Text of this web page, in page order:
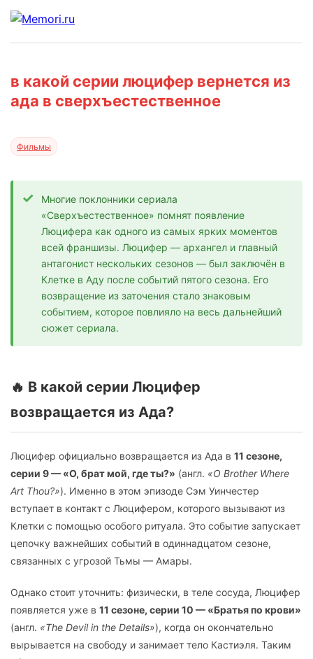
в какой серии люцифер вернется из
ада в сверхъестественное
Фильмы
Многие поклонники сериала
«Сверхъестественное» помнят появление
Люцифера как одного из самых ярких моментов
всей франшизы. Люцифер — архангел и главный
антагонист нескольких сезонов — был заключён в
Клетке в Аду после событий пятого сезона. Его
возвращение из заточения стало знаковым
событием, которое повлияло на весь дальнейший
сюжет сериала.
🔥 В какой серии Люцифер
возвращается из Ада?
Люцифер официально возвращается из Ада в 11 сезоне,
серии 9 — «О, брат мой, где ты?» (англ. «O Brother Where
Art Thou?»). Именно в этом эпизоде Сэм Уинчестер
вступает в контакт с Люцифером, которого вызывают из
Клетки с помощью особого ритуала. Это событие запускает
цепочку важнейших событий в одиннадцатом сезоне,
связанных с угрозой Тьмы — Амары.
Однако стоит уточнить: физически, в теле сосуда, Люцифер
появляется уже в 11 сезоне, серии 10 — «Братья по крови»
(англ. «The Devil in the Details»), когда он окончательно
вырывается на свободу и занимает тело Кастиэля. Таким